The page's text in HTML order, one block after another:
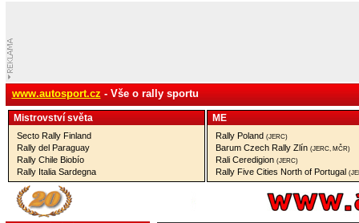
www.autosport.cz - Vše o rally sportu
Mistrovství­ světa
Secto Rally Finland
Rally del Paraguay
Rally Chile Biobío
Rally Italia Sardegna
ME
Rally Poland (JERC)
Barum Czech Rally Zlín (JERC, MČR)
Rali Ceredigion (JERC)
Rally Five Cities North of Portugal